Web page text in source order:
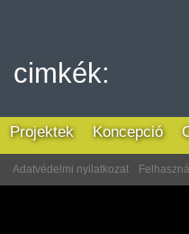
cimkék:
Projektek Koncepció
Adatvédelmi nyilatkozat